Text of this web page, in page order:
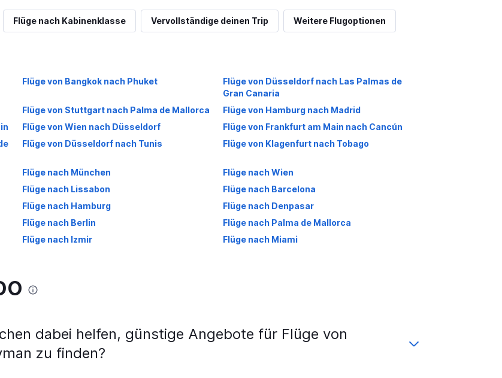
Flüge nach Kabinenklasse Vervollständige deinen Trip Weitere Flugoptionen
Flüge von Bangkok nach Phuket
Flüge von Düsseldorf nach Las Palmas de
Gran Canaria
Flüge von Stuttgart nach Palma de Mallorca
Flüge von Hamburg nach Madrid
Flüge von Wien nach Düsseldorf
Flüge von Frankfurt am Main nach Cancún
Flüge von Düsseldorf nach Tunis Flüge von Klagenfurt nach Tobago
Flüge nach München
Flüge nach Wien
Flüge nach Lissabon
Flüge nach Barcelona
Flüge nach Hamburg
Flüge nach Denpasar
Flüge nach Berlin
Flüge nach Palma de Mallorca
Flüge nach Izmir Flüge nach Miami
dabei helfen, günstige Angebote für Flüge von
zu finden?